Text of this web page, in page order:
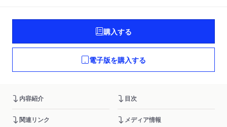
購入する
電子版を購入する
内容紹介 目次
関連リンク メディア情報